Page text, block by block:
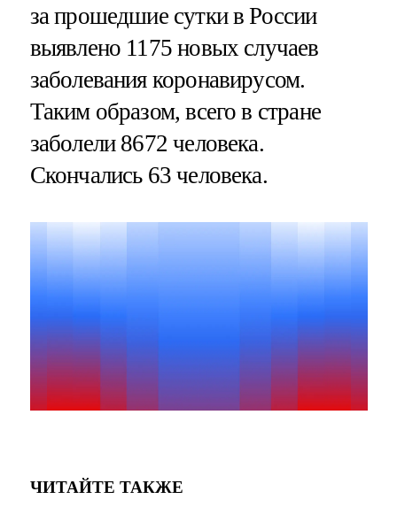
за прошедшие сутки в России
выявлено 1175 новых случаев
заболевания коронавирусом.
Таким образом, всего в стране
заболели 8672 человека.
Скончались 63 человека.
ЧИТАЙТЕ ТАКЖЕ